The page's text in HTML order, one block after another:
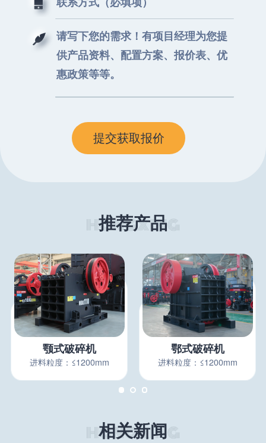
推荐产品
颚式破碎机
进料粒度：≤1200mm
鄂式破碎机
进料粒度：≤1200mm
相关新闻